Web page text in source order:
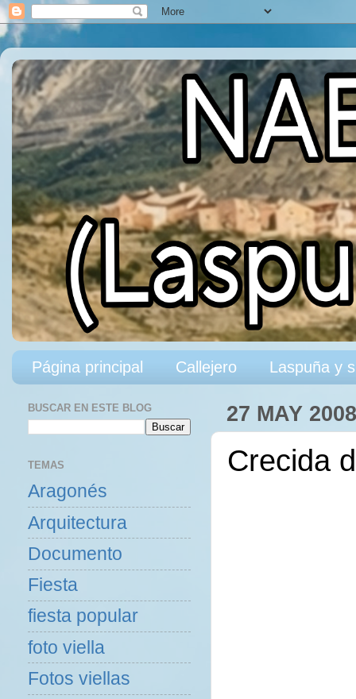
Página principal Callejero Laspuña y
27 MAY 2008
Crecida
BUSCAR EN ESTE BLOG
TEMAS
Aragonés
Arquitectura
Documento
Fiesta
fiesta popular
foto viella
Fotos viellas